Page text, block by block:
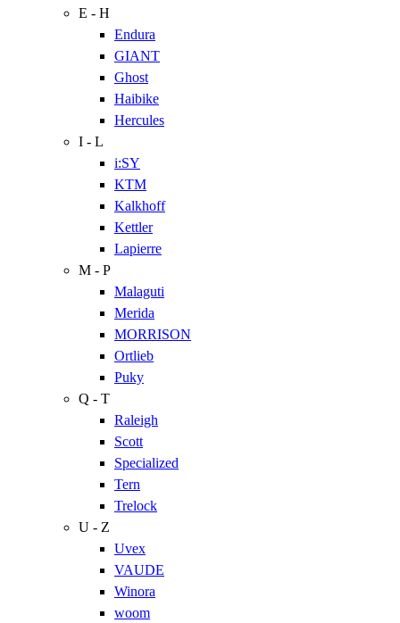
E - H
Endura
GIANT
Ghost
Haibike
Hercules
I - L
i:SY
KTM
Kalkhoff
Kettler
Lapierre
M - P
Malaguti
Merida
MORRISON
Ortlieb
Puky
Q - T
Raleigh
Scott
Specialized
Tern
Trelock
U - Z
Uvex
VAUDE
Winora
woom